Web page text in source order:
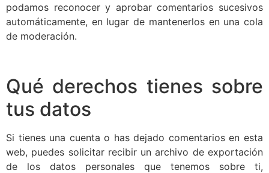
podamos reconocer y aprobar comentarios sucesivos
automáticamente, en lugar de mantenerlos en una cola
de moderación.
Qué derechos tienes sobre
tus datos
Si tienes una cuenta o has dejado comentarios en esta
web, puedes solicitar recibir un archivo de exportación
de los datos personales que tenemos sobre ti,